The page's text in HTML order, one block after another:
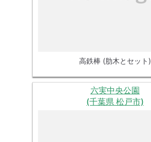
高鉄棒 (肋木とセット)
六実中央公園
(千葉県 松戸市)